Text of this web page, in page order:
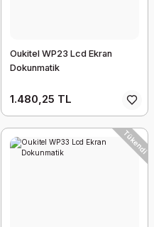
Oukitel WP23 Lcd Ekran
Dokunmatik
1.480,25 TL
Tükendi